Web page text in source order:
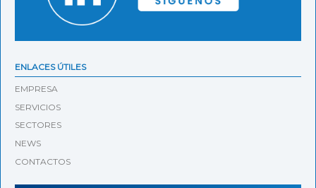
ENLACES ÚTILES
EMPRESA
SERVICIOS
SECTORES
NEWS
CONTACTOS